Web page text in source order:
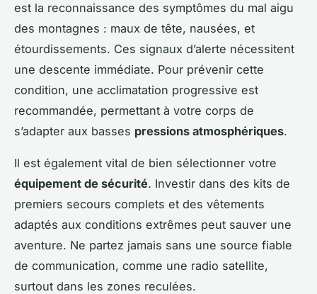
est la reconnaissance des symptômes du mal aigu
des montagnes : maux de tête, nausées, et
étourdissements. Ces signaux d’alerte nécessitent
une descente immédiate. Pour prévenir cette
condition, une acclimatation progressive est
recommandée, permettant à votre corps de
s’adapter aux basses pressions atmosphériques.
Il est également vital de bien sélectionner votre
équipement de sécurité. Investir dans des kits de
premiers secours complets et des vêtements
adaptés aux conditions extrêmes peut sauver une
aventure. Ne partez jamais sans une source fiable
de communication, comme une radio satellite,
surtout dans les zones reculées.